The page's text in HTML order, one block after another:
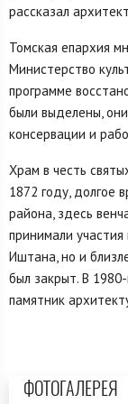
рассказал
Томская епархия
Министерство
программе
были выделены,
консервации и
Храм в честь
1872 году, долгое
района, здесь
принимали
Иштана, но и
был закрыт. В
памятник
ФОТОГАЛЕРЕЯ